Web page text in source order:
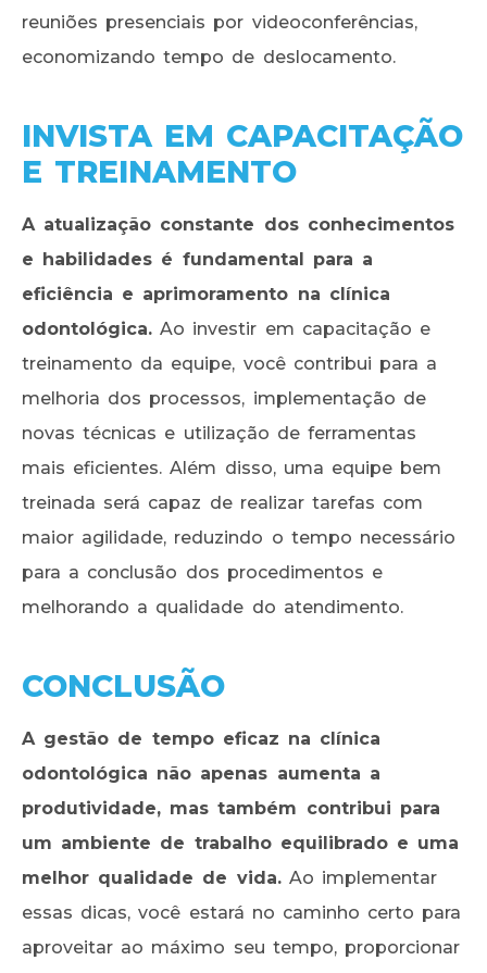
reuniões presenciais por videoconferências,
economizando tempo de deslocamento.
INVISTA EM CAPACITAÇÃO
E TREINAMENTO
A atualização constante dos conhecimentos
e habilidades é fundamental para a
eficiência e aprimoramento na clínica
odontológica. Ao investir em capacitação e
treinamento da equipe, você contribui para a
melhoria dos processos, implementação de
novas técnicas e utilização de ferramentas
mais eficientes. Além disso, uma equipe bem
treinada será capaz de realizar tarefas com
maior agilidade, reduzindo o tempo necessário
para a conclusão dos procedimentos e
melhorando a qualidade do atendimento.
CONCLUSÃO
A gestão de tempo eficaz na clínica
odontológica não apenas aumenta a
produtividade, mas também contribui para
um ambiente de trabalho equilibrado e uma
melhor qualidade de vida.Ao implementar
essas dicas, você estará no caminho certo para
aproveitar ao máximo seu tempo, proporcionar